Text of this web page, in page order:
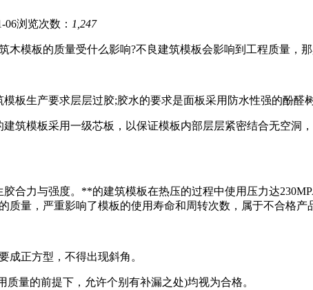
06浏览次数： 1,247
模板的质量受什么影响?不良建筑模板会影响到工程质量，
板生产要求层层过胶;胶水的要求是面板采用防水性强的酚醛
筑模板采用一级芯板，以保证模板内部层层紧密结合无空洞
合力与强度。**的建筑模板在热压的过程中使用压力达
质量，严重影响了模板的使用寿命和周转次数，属于不合格产
成正方型，不得出现斜角。
量的前提下，允许个别有补漏之处)均视为合格。